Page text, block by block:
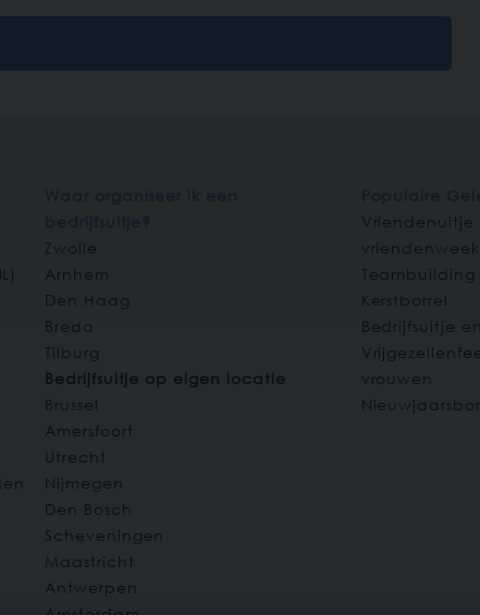
NL)
Zwolle
Arnhem
Den Haag
Breda
Tilburg
Bedrijfsuitje op eigen locatie
Brussel
Amersfoort
Utrecht
Nijmegen
Den Bosch
Scheveningen
Maastricht
Antwerpen
Vriendenuitje
Teambuilding
Kerstborrel
Bedrijfsuitje
vrouwen